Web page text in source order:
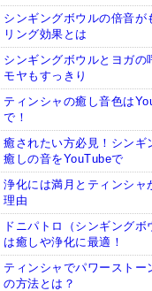
ン
講座
シンギングボウルの倍音が
リング効果とは
シンギングボウルとヨガの
モヤもすっきり
ティンシャの癒し音色は
で！
癒されたい方必見！シンギ
癒しの音をYouTubeで
浄化には満月とティンシャ
理由
ドニパトロ（シンギングボ
は癒しや浄化に最適！
ティンシャでパワーストー
の方法とは？